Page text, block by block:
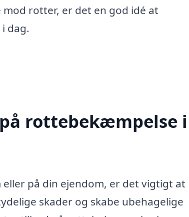
rotter, er det en god idé at
dag.
rottebekæmpelse i
på din ejendom, er det vigtigt at
skader og skabe ubehagelige